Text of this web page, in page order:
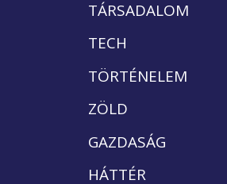
TÁRSADALOM
TECH
TÖRTÉNELEM
ZÖLD
GAZDASÁG
HÁTTÉR